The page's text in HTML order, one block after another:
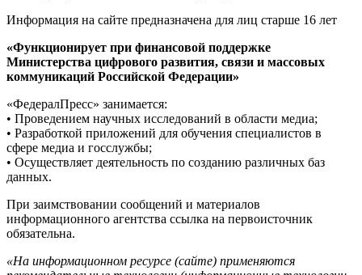
Информация на сайте предназначена для лиц старше 16 лет
«Функционирует при финансовой поддержке
Министерства цифрового развития, связи и массовых
коммуникаций Российской Федерации»
«ФедералПресс» занимается:
• Проведением научных исследований в области медиа;
• Разработкой приложений для обучения специалистов в
сфере медиа и госслужбы;
• Осуществляет деятельность по созданию различных баз
данных.
При заимствовании сообщений и материалов
информационного агентства ссылка на первоисточник
обязательна.
«На информационном ресурсе (сайте) применяются